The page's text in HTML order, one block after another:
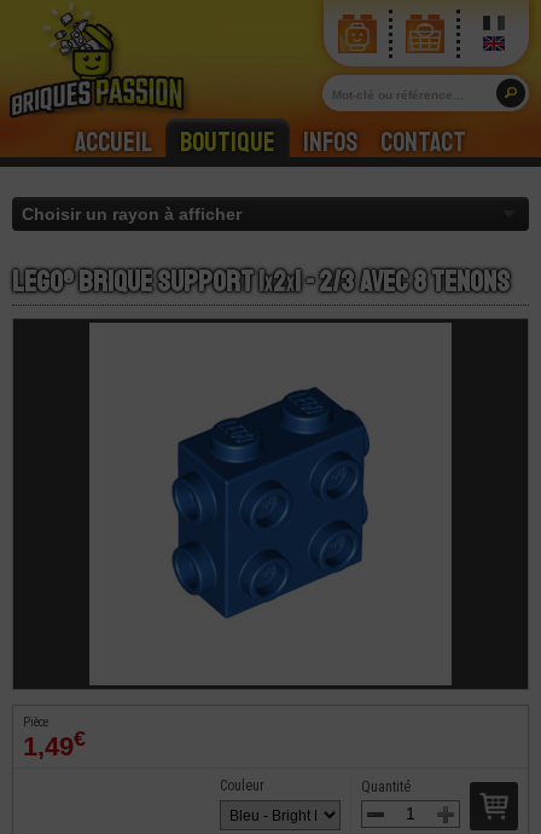
Accueil Boutique Infos Contact
LEGO® Brique Support 1x2x1 - 2/3 Avec 8 Tenons
Pièce
1,49€
Quantité
Couleur